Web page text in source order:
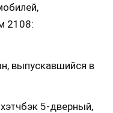
2108:
выпускавшийся в
5-дверный,